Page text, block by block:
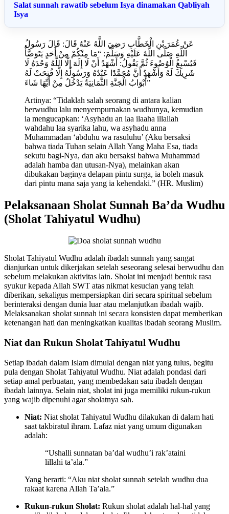
Salat sunnah rawatib sebelum Isya dinamakan Qabliyah
Isya
عَنْ عُمَرَ بْنِ الْخَطَّابِ رَضِيَ اللَّهُ عَنْهُ قَالَ: قَالَ رَسُولُ
اللَّهِ صَلَّى اللَّهُ عَلَيْهِ وَسَلَّمَ: “مَا مِنْكُمْ مِنْ أَحَدٍ يَتَوَضَّأُ
فَيُسْبِغُ الْوُضُوءَ ثُمَّ يَقُولُ: أَشْهَدُ أَنْ لَا إِلَهَ إِلَّا اللَّهُ وَحْدَهُ لَا
شَرِيكَ لَهُ وَأَشْهَدُ أَنَّ مُحَمَّدًا عَبْدُهُ وَرَسُولُهُ إِلَّا فُتِحَتْ لَهُ
أَبْوَابُ الْجَنَّةِ الثَّمَانِيَةُ يَدْخُلُ مِنْ أَيِّهَا شَاءَ”
Artinya: “Tidaklah salah seorang di antara kalian
berwudhu lalu menyempurnakan wudhunya, kemudian
ia mengucapkan: ‘Asyhadu an laa ilaaha illallah
wahdahu laa syarika lahu, wa asyhadu anna
Muhammadan ‘abduhu wa rasuluhu’ (Aku bersaksi
bahwa tiada Tuhan selain Allah Yang Maha Esa, tiada
sekutu bagi-Nya, dan aku bersaksi bahwa Muhammad
adalah hamba dan utusan-Nya), melainkan akan
dibukakan baginya delapan pintu surga, ia boleh masuk
dari pintu mana saja yang ia kehendaki.” (HR. Muslim)
Pelaksanaan Sholat Sunnah Ba’da Wudhu
(Sholat Tahiyatul Wudhu)
Sholat Tahiyatul Wudhu adalah ibadah sunnah yang sangat
dianjurkan untuk dikerjakan setelah seseorang selesai berwudhu dan
sebelum melakukan aktivitas lain. Sholat ini menjadi bentuk rasa
syukur kepada Allah SWT atas nikmat kesucian yang telah
diberikan, sekaligus mempersiapkan diri secara spiritual sebelum
berinteraksi dengan dunia luar atau melanjutkan ibadah wajib.
Melaksanakan sholat sunnah ini secara konsisten dapat memberikan
ketenangan hati dan meningkatkan kualitas ibadah seorang Muslim.
Niat dan Rukun Sholat Tahiyatul Wudhu
Setiap ibadah dalam Islam dimulai dengan niat yang tulus, begitu
pula dengan Sholat Tahiyatul Wudhu. Niat adalah pondasi dari
setiap amal perbuatan, yang membedakan satu ibadah dengan
ibadah lainnya. Selain niat, sholat ini juga memiliki rukun-rukun
yang wajib dipenuhi agar sholatnya sah.
Niat: Niat sholat Tahiyatul Wudhu dilakukan di dalam hati
saat takbiratul ihram. Lafaz niat yang umum digunakan
adalah:
“Ushalli sunnatan ba’dal wudhu’i rak’ataini
lillahi ta’ala.”
Yang berarti: “Aku niat sholat sunnah setelah wudhu dua
rakaat karena Allah Ta’ala.”
Rukun-rukun Sholat: Rukun sholat adalah hal-hal yang